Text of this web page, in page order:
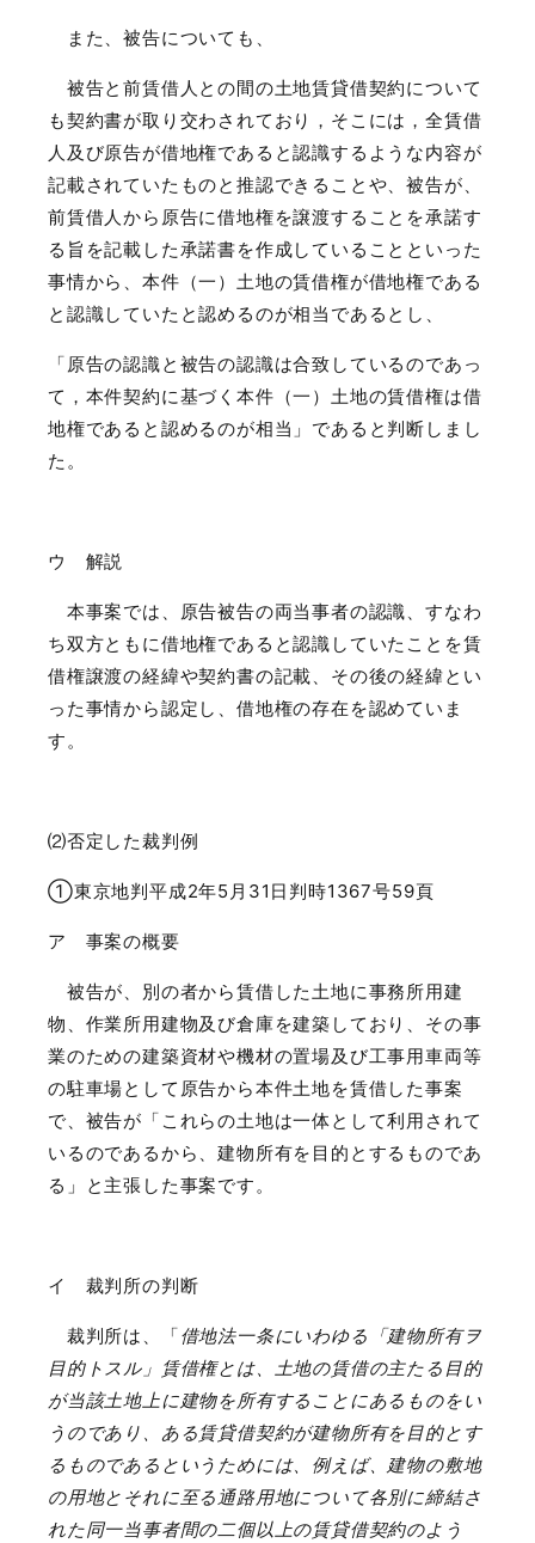
また、被告についても、
被告と前賃借人との間の土地賃貸借契約について
も契約書が取り交わされており，そこには，全賃借
人及び原告が借地権であると認識するような内容が
記載されていたものと推認できることや、被告が、
前賃借人から原告に借地権を譲渡することを承諾す
る旨を記載した承諾書を作成していることといった
事情から、本件（一）土地の賃借権が借地権である
と認識していたと認めるのが相当であるとし、
「原告の認識と被告の認識は合致しているのであっ
て，本件契約に基づく本件（一）土地の賃借権は借
地権であると認めるのが相当」であると判断しまし
た。
ウ 解説
本事案では、原告被告の両当事者の認識、すなわ
ち双方ともに借地権であると認識していたことを賃
借権譲渡の経緯や契約書の記載、その後の経緯とい
った事情から認定し、借地権の存在を認めていま
す。
⑵否定した裁判例
①東京地判平成2年5 月 31 日判時1367号59頁
ア 事案の概要
被告が、別の者から賃借した土地に事務所用建
物、作業所用建物及び倉庫を建築しており、その事
業のための建築資材や機材の置場及び工事用車両等
の駐車場として原告から本件土地を賃借した事案
で、被告が「これらの土地は一体として利用されて
いるのであるから、建物所有を目的とするものであ
る」と主張した事案です。
イ 裁判所の判断
裁判所は、「借地法一条にいわゆる「建物所有ヲ
目的トスル」賃借権とは、土地の賃借の主たる目的
が当該土地上に建物を所有することにあるものをい
うのであり、ある賃貸借契約が建物所有を目的とす
るものであるというためには、例えば、建物の敷地
の用地とそれに至る通路用地について各別に締結さ
れた同一当事者間の二個以上の賃貸借契約のよう